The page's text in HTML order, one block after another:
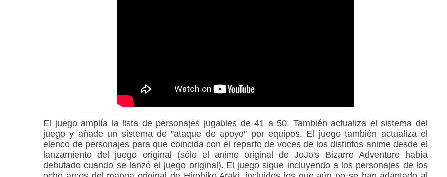
El juego amplía la lista de personajes jugables de 41 a 50. También actualiza el sistema del
juego y añade un sistema de "ataque de apoyo" por equipos. El juego también actualiza el
elenco de personajes para que coincida con el reparto de voces de los distintos anime desde el
lanzamiento del juego original (sólo el anime original de JoJo's Bizarre Adventure había
debutado cuando se lanzó el juego original). El juego sigue incluyendo a los personajes de los